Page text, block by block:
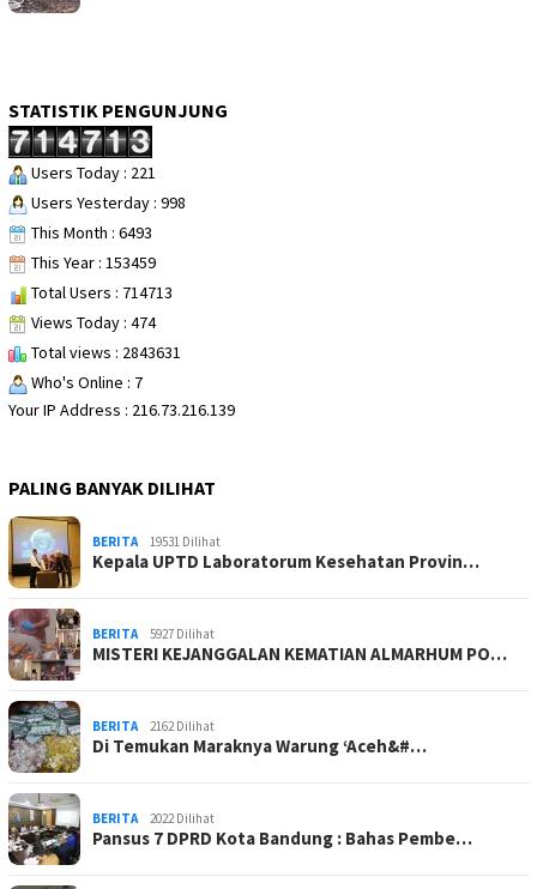
STATISTIK PENGUNJUNG
Users Today : 221
Users Yesterday : 998
This Month : 6493
This Year : 153459
Total Users : 714713
Views Today : 474
Total views : 2843631
Who's Online : 7
Your IP Address : 216.73.216.139
PALING BANYAK DILIHAT
BERITA 19531 Dilihat
Kepala UPTD Laboratorum Kesehatan Provin…
BERITA 5927 Dilihat
MISTERI KEJANGGALAN KEMATIAN ALMARHUM PO…
BERITA 2162 Dilihat
Di Temukan Maraknya Warung ‘Aceh&#…
BERITA 2022 Dilihat
Pansus 7 DPRD Kota Bandung : Bahas Pembe…